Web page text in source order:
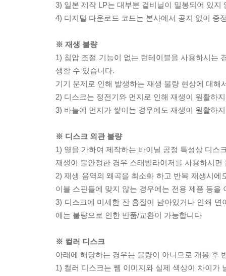
3) 일본 제작 LP는 대부분 겉비닐이 밀봉되어 있지
4) 디지털 다운로드 코드는 본사에서 공지 없이 증
※ 재생 불량
1) 침압 조절 기능이 없는 턴테이블을 사용하시는
생할 수 있습니다.
기기 문제로 인해 발생하는 재생 불량 현상에 대
2) 디스크는 정전기와 먼지로 인해 재생이 원활하
3) 바늘에 먼지가 쌓이는 경우에도 재생이 원활하
※ 디스크 외관 불량
1) 열을 가하여 제작하는 바이닐 공정 특성상 디스
재생이 불안정한 경우 스태빌라이저를 사용하시
2) 재생 음역의 왜곡을 최소화 하고 반복 재생시
이블 스핀들에 맞지 않는 경우에는 전용 제품 등
3) 디스크에 미세한 잔 흠집이 남아있거나 인쇄
에는 불량으로 인한 반품/교환이 가능합니다
※ 컬러 디스크
아래에 해당하는 경우는 불량이 아니므로 개봉 후
1) 컬러 디스크는 웹 이미지와 실제 색상이 차이가